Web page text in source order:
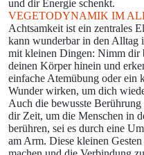
und dir Energie schenkt.
VEGETODYNAMIK IM
Achtsamkeit ist ein zentrales
kann wunderbar in den Alltag
mit kleinen Dingen: Nimm dir
deinen Körper hinein und
einfache Atemübung oder ein
Wunder wirken, um dich
Auch die bewusste
dir Zeit, um die Menschen in
berühren, sei es durch eine
am Arm. Diese kleinen